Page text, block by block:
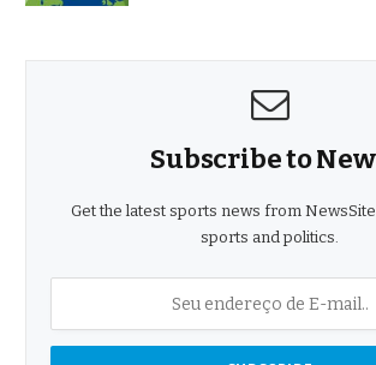
Subscribe to
Get the latest sports news from
sports and politics.